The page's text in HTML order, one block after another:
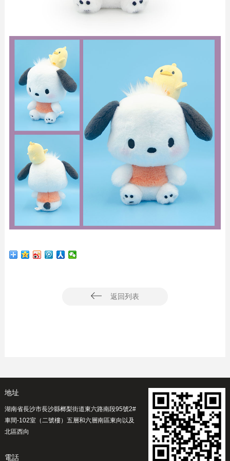
返回列表
地址
湖南省長沙市長沙縣榔梨街道東六路南段95號2#
車間-102室（二號樓）五層和六層南區東向以及
北區西向
電話